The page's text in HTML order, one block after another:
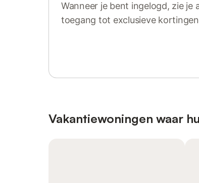
Wanneer je bent ingelogd, zie je
toegang tot exclusieve
Vakantiewoningen waar